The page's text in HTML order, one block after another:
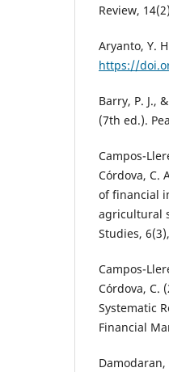
Review,
Aryanto, Y.
https://
Barry, P. J.,
(7th ed.).
Campos-
Córdova, C.
of financial
agricultural
Studies,
Campos-
Córdova, C.
Systematic
Financial